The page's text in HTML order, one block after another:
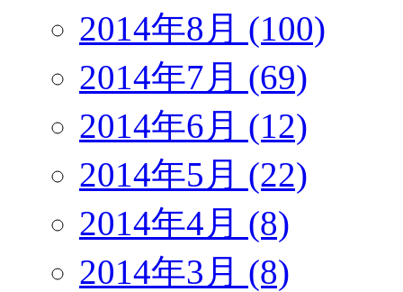
2014年8月 (100)
2014年7月 (69)
2014年6月 (12)
2014年5月 (22)
2014年4月 (8)
2014年3月 (8)